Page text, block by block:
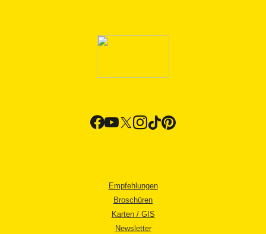
Empfehlungen
Broschüren
Karten / GIS
Newsletter